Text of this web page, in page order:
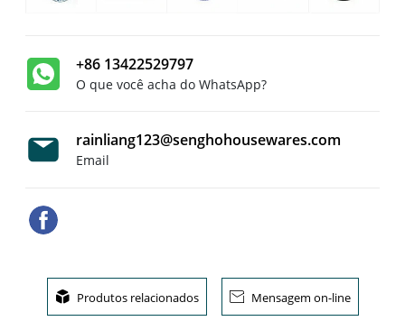
+86 13422529797
O que você acha do WhatsApp?
rainliang123@senghohousewares.com
Email
 Produtos relacionados  Mensagem on-line